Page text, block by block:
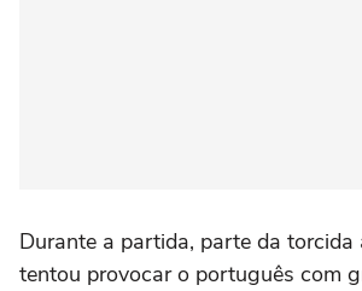
Durante a partida, parte da torcida
tentou provocar o português com